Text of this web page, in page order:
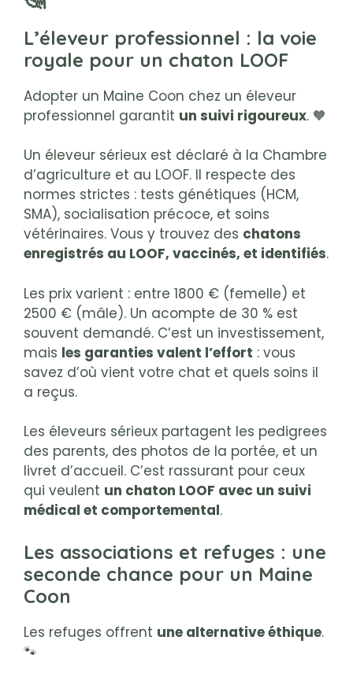
L’éleveur professionnel : la voie
royale pour un chaton LOOF
Adopter un Maine Coon chez un éleveur
professionnel garantit un suivi rigoureux. 🧡
Un éleveur sérieux est déclaré à la Chambre
d’agriculture et au LOOF. Il respecte des
normes strictes : tests génétiques (HCM,
SMA), socialisation précoce, et soins
vétérinaires. Vous y trouvez des chatons
enregistrés au LOOF, vaccinés, et identifiés.
Les prix varient : entre 1800 € (femelle) et
2500 € (mâle). Un acompte de 30 % est
souvent demandé. C’est un investissement,
mais les garanties valent l’effort : vous
savez d’où vient votre chat et quels soins il
a reçus.
Les éleveurs sérieux partagent les pedigrees
des parents, des photos de la portée, et un
livret d’accueil. C’est rassurant pour ceux
qui veulent un chaton LOOF avec un suivi
médical et comportemental.
Les associations et refuges : une
seconde chance pour un Maine
Coon
Les refuges offrent une alternative éthique.
🐾